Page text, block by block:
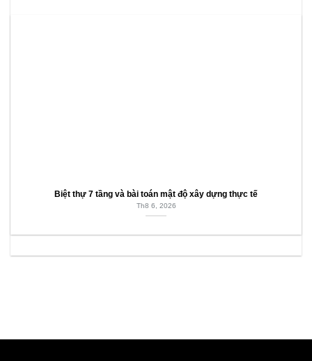
Biệt thự 7 tầng và bài toán mật độ xây dựng thực tế
Th8 6, 2026